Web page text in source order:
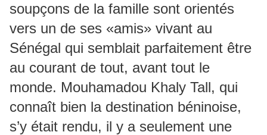
soupçons de la famille sont orientés
vers un de ses «amis» vivant au
Sénégal qui semblait parfaitement être
au courant de tout, avant tout le
monde. Mouhamadou Khaly Tall, qui
connaît bien la destination béninoise,
s’y était rendu, il y a seulement une